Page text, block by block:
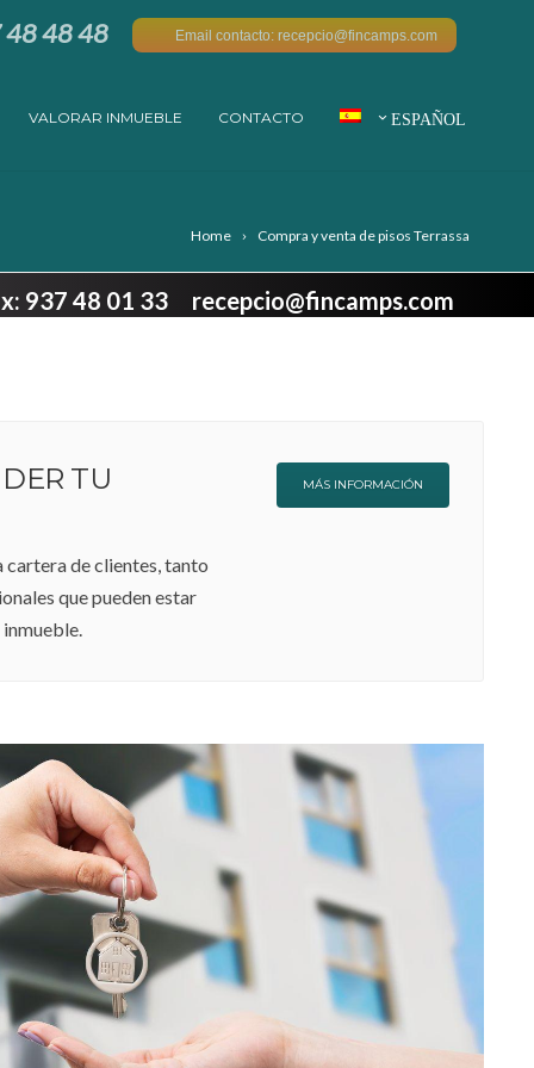
48 48 48 Email contacto: recepcio@fincamps.com
VALORAR INMUEBLE CONTACTO ESPAÑOL
Home Compra y venta de pisos Terrassa
937 48 01 33 recepcio@fincamps.com
TU
cartera de clientes, tanto
que pueden estar
MÁS INFORMACIÓN